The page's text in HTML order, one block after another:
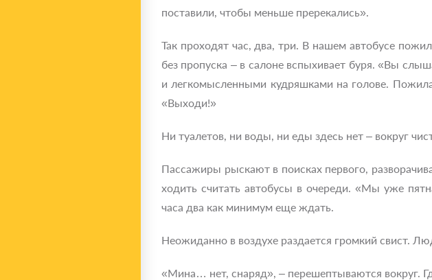
поставили, чтобы меньше пререкались».
Так проходят час, два, три. В нашем автобусе
без пропуска – в салоне вспыхивает буря. «Вы
и легкомысленными кудряшками на голове.
«Выходи!»
Ни туалетов, ни воды, ни еды здесь нет – вокруг
Пассажиры рыскают в поисках первого,
ходить считать автобусы в очереди. «Мы уже
часа два как минимум еще ждать.
Неожиданно в воздухе раздается громкий свист.
«Мина… нет, снаряд», – перешептываются вокруг.